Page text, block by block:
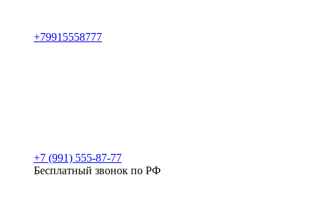
+79915558777
+7 (991) 555-87-77
Бесплатный звонок по РФ